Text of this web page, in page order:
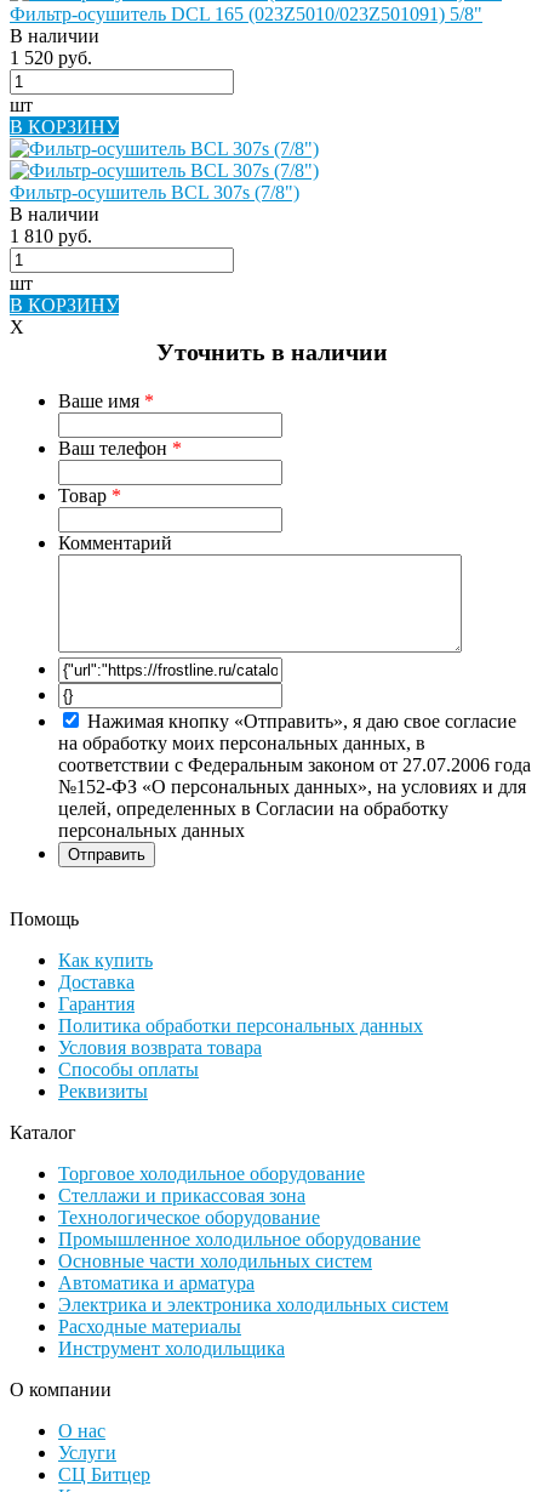
Фильтр-осушитель DCL 165 (023Z5010/023Z501091) 5/8"
В наличии
1 520 руб.
шт
В КОРЗИНУ
Фильтр-осушитель BCL 307s (7/8")
В наличии
1 810 руб.
шт
В КОРЗИНУ
X
Уточнить в наличии
Ваше имя *
Ваш телефон *
Товар *
Комментарий
Нажимая кнопку «Отправить», я даю свое согласие
на обработку моих персональных данных, в
соответствии с Федеральным законом от 27.07.2006 года
№152-ФЗ «О персональных данных», на условиях и для
целей, определенных в Согласии на обработку
персональных данных
Помощь
Как купить
Доставка
Гарантия
Политика обработки персональных данных
Условия возврата товара
Способы оплаты
Реквизиты
Каталог
Торговое холодильное оборудование
Стеллажи и прикассовая зона
Технологическое оборудование
Промышленное холодильное оборудование
Основные части холодильных систем
Автоматика и арматура
Электрика и электроника холодильных систем
Расходные материалы
Инструмент холодильщика
О компании
О нас
Услуги
СЦ Битцер